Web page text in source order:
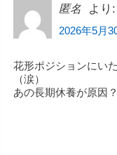
匿名 より:
2026年5月
花形ポジションにい
（涙）
あの長期休養が原因？